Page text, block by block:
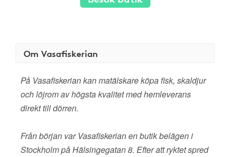
Om Vasafiskerian
På Vasafiskerian kan matälskare köpa fisk, skaldjur
och löjrom av högsta kvalitet med hemleverans
direkt till dörren.
Från början var Vasafiskerian en butik belägen i
Stockholm på Hälsingegatan 8. Efter att ryktet spred